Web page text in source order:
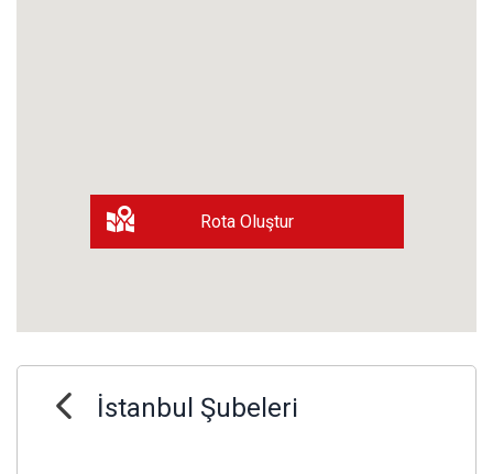
Rota Oluştur
İstanbul Şubeleri